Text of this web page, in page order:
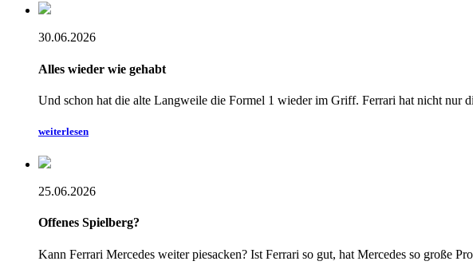
30.06.2026
Alles wieder wie gehabt
Und schon hat die alte Langweile die Formel 1 wieder im Griff. Ferrari hat nicht
weiterlesen
25.06.2026
Offenes Spielberg?
Kann Ferrari Mercedes weiter piesacken? Ist Ferrari so gut, hat Mercedes so große